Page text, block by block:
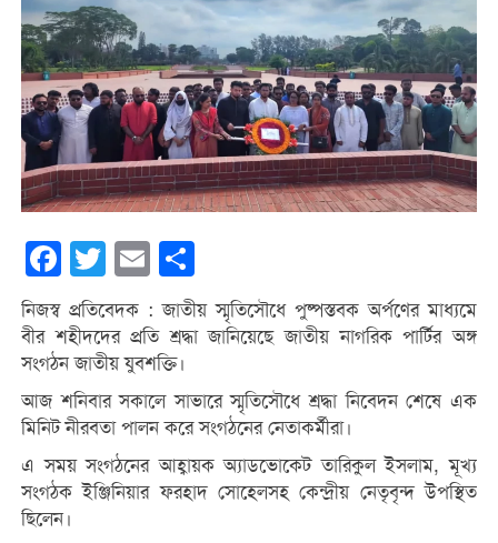
Facebook
Twitter Email
নিজস্ব প্রতিবেদক : জাতীয় স্মৃতিসৌধে পুষ্পস্তবক অর্পণের মাধ্যমে
বীর শহীদদের প্রতি শ্রদ্ধা জানিয়েছে জাতীয় নাগরিক পার্টির অঙ্গ
সংগঠন জাতীয় যুবশক্তি।
আজ শনিবার সকালে সাভারে স্মৃতিসৌধে শ্রদ্ধা নিবেদন শেষে এক
মিনিট নীরবতা পালন করে সংগঠনের নেতাকর্মীরা।
এ সময় সংগঠনের আহ্বায়ক অ্যাডভোকেট তারিকুল ইসলাম, মূখ্য
সংগঠক ইঞ্জিনিয়ার ফরহাদ সোহেলসহ কেন্দ্রীয় নেতৃবৃন্দ উপস্থিত
ছিলেন।